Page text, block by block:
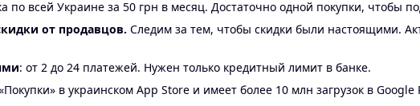
по всей Украине за 50 грн в месяц. Достаточно одной покупки, чтобы
от продавцов. Следим за тем, чтобы скидки были настоящими.
: от 2 до 24 платежей. Нужен только кредитный лимит в банке.
в украинском App Store и имеет более 10 млн загрузок в Google